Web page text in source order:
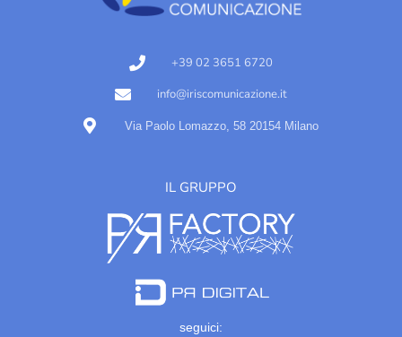
+39 02 3651 6720
info@iriscomunicazione.it
Via Paolo Lomazzo, 58 20154 Milano
IL GRUPPO
seguici: